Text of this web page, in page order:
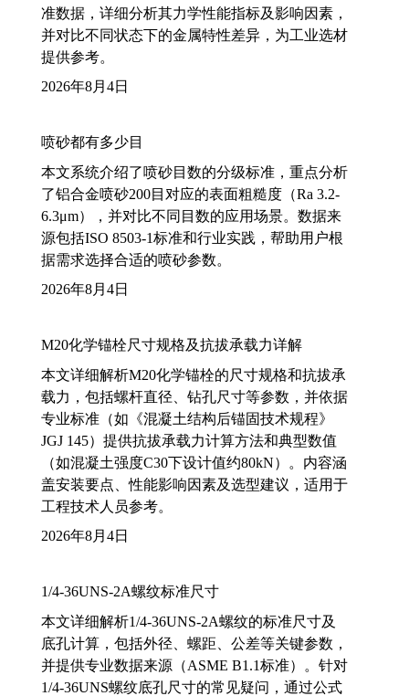
准数据，详细分析其力学性能指标及影响因素，
并对比不同状态下的金属特性差异，为工业选材
提供参考。
2026年8月4日
喷砂都有多少目
本文系统介绍了喷砂目数的分级标准，重点分析
了铝合金喷砂200目对应的表面粗糙度（Ra 3.2-
6.3μm），并对比不同目数的应用场景。数据来
源包括ISO 8503-1标准和行业实践，帮助用户根
据需求选择合适的喷砂参数。
2026年8月4日
M20化学锚栓尺寸规格及抗拔承载力详解
本文详细解析M20化学锚栓的尺寸规格和抗拔承
载力，包括螺杆直径、钻孔尺寸等参数，并依据
专业标准（如《混凝土结构后锚固技术规程》
JGJ 145）提供抗拔承载力计算方法和典型数值
（如混凝土强度C30下设计值约80kN）。内容涵
盖安装要点、性能影响因素及选型建议，适用于
工程技术人员参考。
2026年8月4日
1/4-36UNS-2A螺纹标准尺寸
本文详细解析1/4-36UNS-2A螺纹的标准尺寸及
底孔计算，包括外径、螺距、公差等关键参数，
并提供专业数据来源（ASME B1.1标准）。针对
1/4-36UNS螺纹底孔尺寸的常见疑问，通过公式